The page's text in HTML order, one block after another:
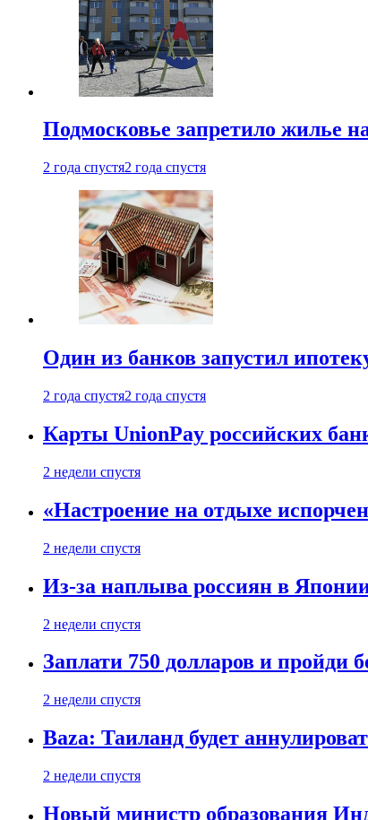
Подмосковье запретило жилье
2 года спустя2 года спустя
Один из банков запустил
2 года спустя2 года спустя
Карты UnionPay российских
2 недели спустя
«Настроение на отдыхе
2 недели спустя
Из-за наплыва россиян в
2 недели спустя
Заплати 750 долларов и пройди
2 недели спустя
Baza: Таиланд будет
2 недели спустя
Новый министр образования